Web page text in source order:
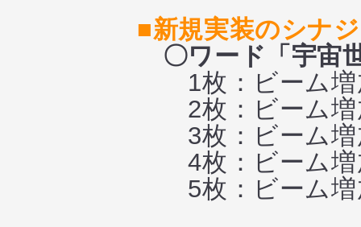
■新規実装のシナ
〇ワード「宇宙
1枚：ビーム増
2枚：ビーム増
3枚：ビーム増
4枚：ビーム増
5枚：ビーム増